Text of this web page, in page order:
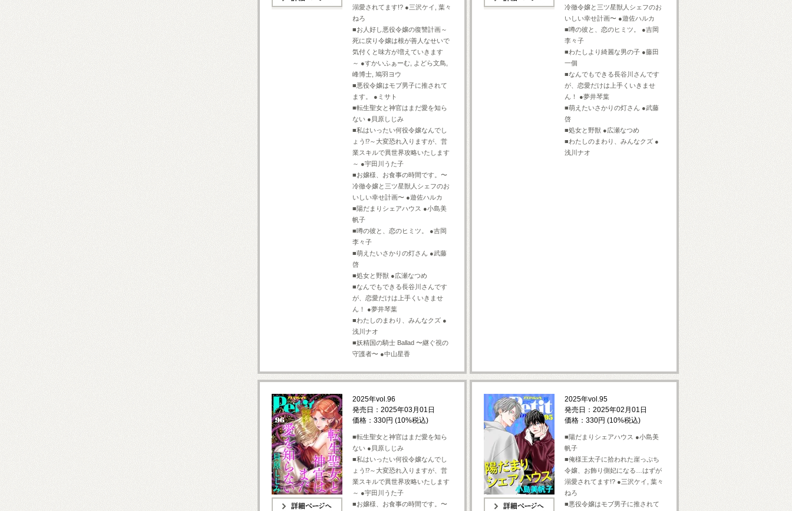
溺愛されてます!? ●三沢ケイ, 葉々
ねろ
■お人好し悪役令嬢の復讐計画～
死に戻り令嬢は根が善人なせいで
気付くと味方が増えていきます
～ ●すかいふぁーむ, よどら文鳥,
峰博士, 鳩羽ヨウ
■悪役令嬢はモブ男子に推されて
ます。 ●ミサト
■転生聖女と神官はまだ愛を知ら
ない ●貝原しじみ
■私はいったい何役令嬢なんでし
ょう⁉～大変恐れ入りますが、営
業スキルで異世界攻略いたします
～ ●宇田川うた子
■お嬢様、お食事の時間です。〜
冷徹令嬢と三ツ星獣人シェフのお
いしい幸せ計画〜 ●遊佐ハルカ
■陽だまりシェアハウス ●小島美
帆子
■噂の彼と、恋のヒミツ。 ●吉岡
李々子
■萌えたいさかりの灯さん ●武藤
啓
■処女と野獣 ●広瀬なつめ
■なんでもできる長谷川さんです
が、恋愛だけは上手くいきませ
ん！ ●夢井琴葉
■わたしのまわり、みんなクズ ●
浅川ナオ
■妖精国の騎士 Ballad 〜継ぐ視の
守護者〜 ●中山星香
冷徹令嬢と三ツ星獣人シェフのお
いしい幸せ計画〜 ●遊佐ハルカ
■噂の彼と、恋のヒミツ。 ●吉岡
李々子
■わたしより綺麗な男の子 ●藤田
一個
■なんでもできる長谷川さんです
が、恋愛だけは上手くいきませ
ん！ ●夢井琴葉
■萌えたいさかりの灯さん ●武藤
啓
■処女と野獣 ●広瀬なつめ
■わたしのまわり、みんなクズ ●
浅川ナオ
2025年vol.96
発売日：2025年03月01日
価格：330円 (10%税込)
■転生聖女と神官はまだ愛を知ら
ない ●貝原しじみ
■私はいったい何役令嬢なんでし
ょう⁉～大変恐れ入りますが、営
業スキルで異世界攻略いたします
～ ●宇田川うた子
■お嬢様、お食事の時間です。〜
2025年vol.95
発売日：2025年02月01日
価格：330円 (10%税込)
■陽だまりシェアハウス ●小島美
帆子
■俺様王太子に拾われた崖っぷち
令嬢、お飾り側妃になる…はずが
溺愛されてます!? ●三沢ケイ, 葉々
ねろ
■悪役令嬢はモブ男子に推されて